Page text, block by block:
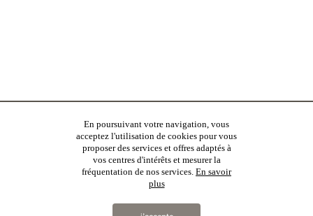
En poursuivant votre navigation, vous
acceptez l'utilisation de cookies pour vous
proposer des services et offres adaptés à
vos centres d'intérêts et mesurer la
fréquentation de nos services. En savoir
plus